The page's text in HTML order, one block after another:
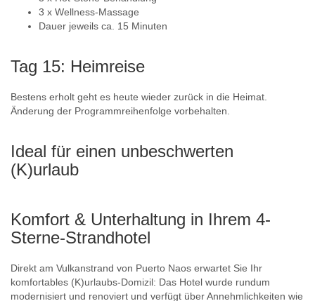
3 x Wellness-Massage
Dauer jeweils ca. 15 Minuten
Tag 15: Heimreise
Bestens erholt geht es heute wieder zurück in die Heimat.
Änderung der Programmreihenfolge vorbehalten.
Ideal für einen unbeschwerten
(K)urlaub
Komfort & Unterhaltung in Ihrem 4-
Sterne-Strandhotel
Direkt am Vulkanstrand von Puerto Naos erwartet Sie Ihr
komfortables (K)urlaubs-Domizil: Das Hotel wurde rundum
modernisiert und renoviert und verfügt über Annehmlichkeiten wie